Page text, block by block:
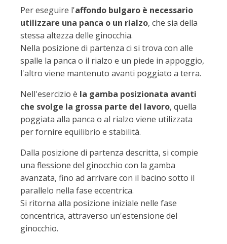
Per eseguire l'affondo bulgaro è necessario
utilizzare una panca o un rialzo, che sia della
stessa altezza delle ginocchia.
Nella posizione di partenza ci si trova con alle
spalle la panca o il rialzo e un piede in appoggio,
l'altro viene mantenuto avanti poggiato a terra.
Nell'esercizio è la gamba posizionata avanti
che svolge la grossa parte del lavoro, quella
poggiata alla panca o al rialzo viene utilizzata
per fornire equilibrio e stabilità.
Dalla posizione di partenza descritta, si compie
una flessione del ginocchio con la gamba
avanzata, fino ad arrivare con il bacino sotto il
parallelo nella fase eccentrica.
Si ritorna alla posizione iniziale nelle fase
concentrica, attraverso un'estensione del
ginocchio.